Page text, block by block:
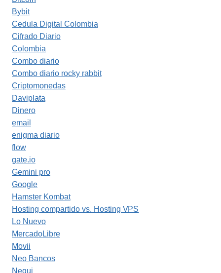
Bybit
Cedula Digital Colombia
Cifrado Diario
Colombia
Combo diario
Combo diario rocky rabbit
Criptomonedas
Daviplata
Dinero
email
enigma diario
flow
gate.io
Gemini pro
Google
Hamster Kombat
Hosting compartido vs. Hosting VPS
Lo Nuevo
MercadoLibre
Movii
Neo Bancos
Nequi